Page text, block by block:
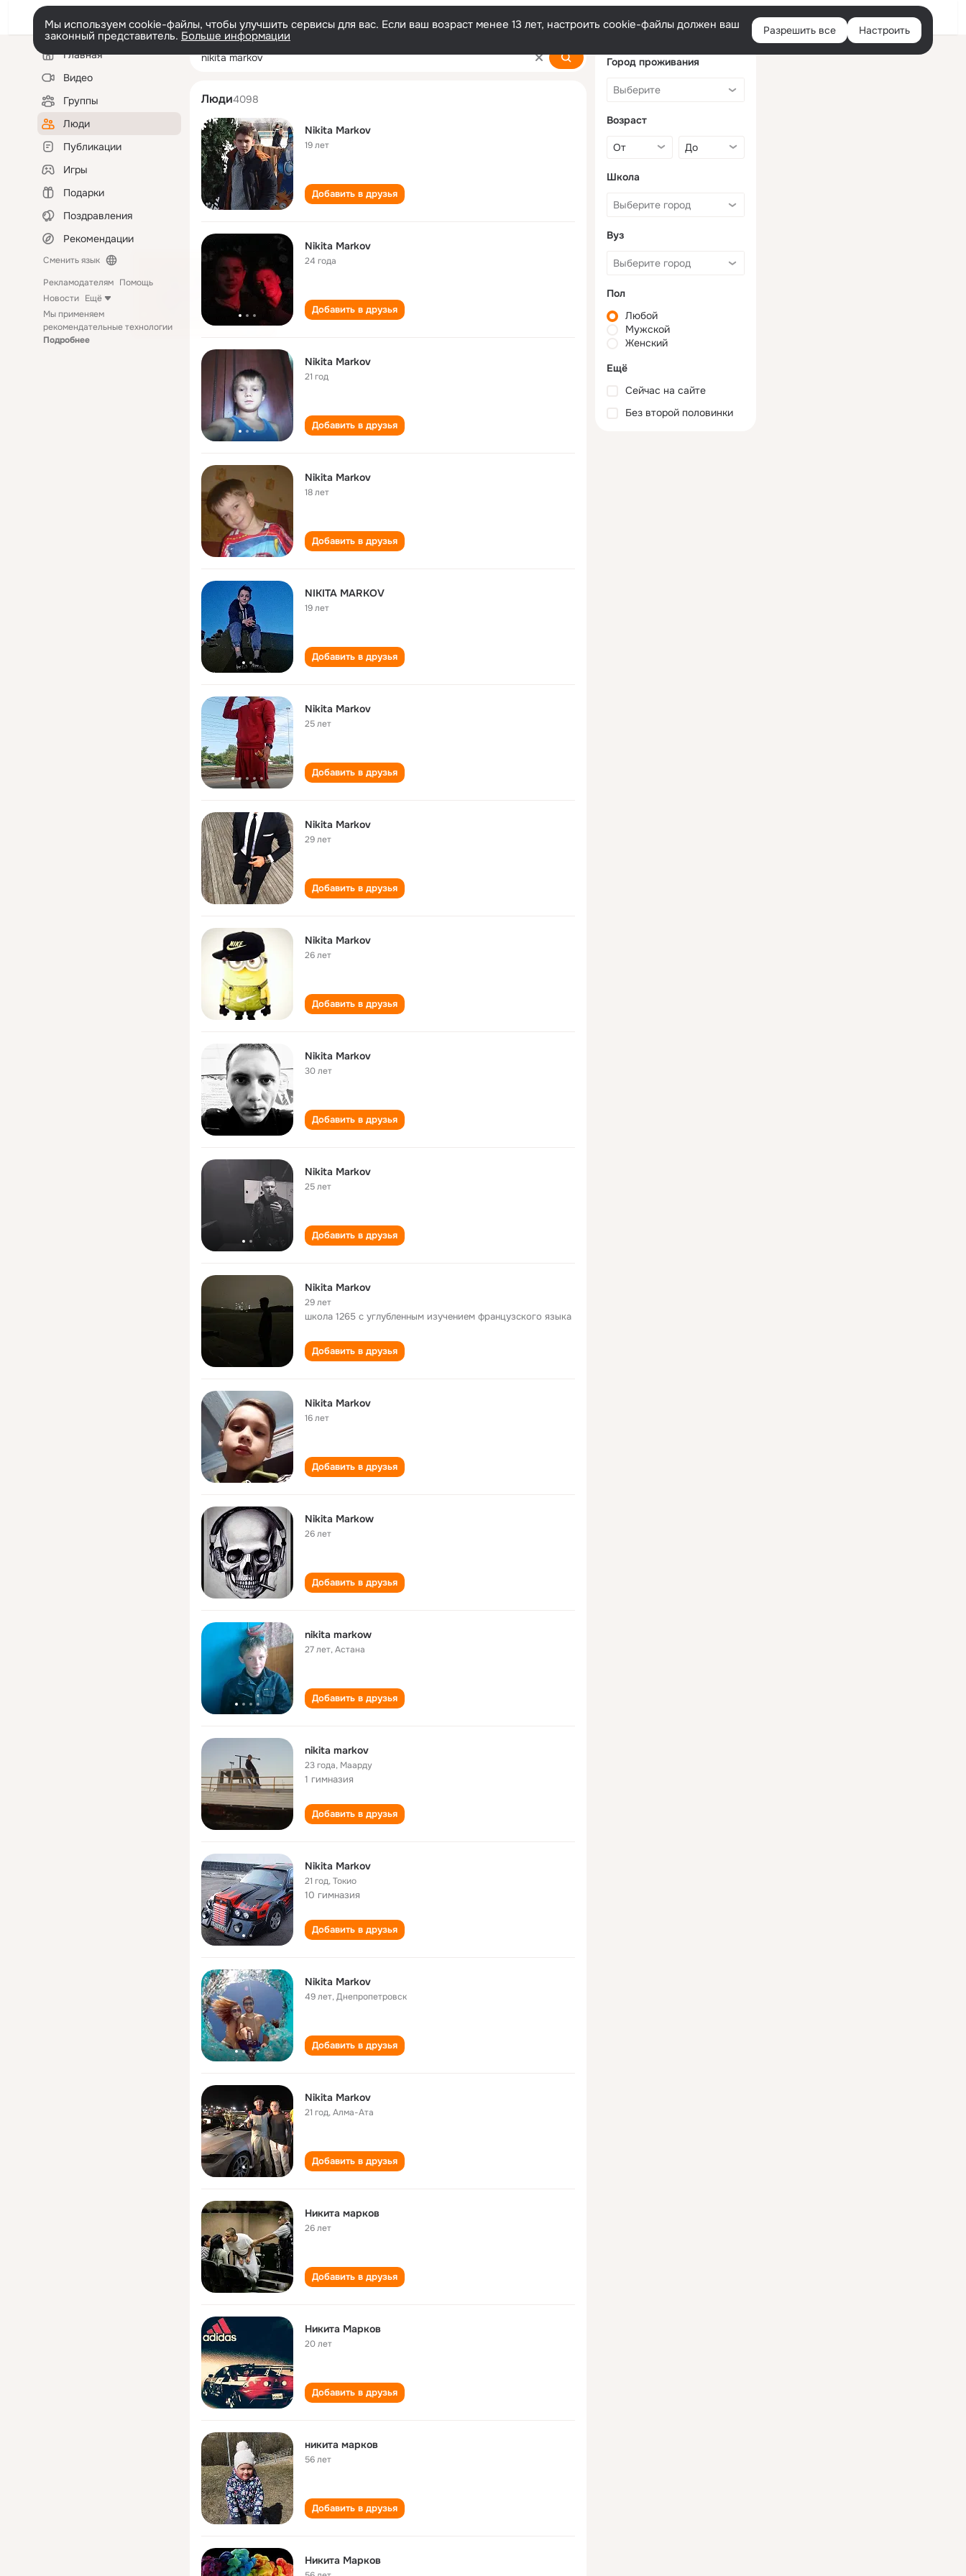
Войти
Мы используем cookie-файлы, чтобы улучшить сервисы для вас. Если ваш возраст менее 13 лет, настроить cookie-файлы должен ваш
законный представитель. Больше информации Разрешить все Настроить
Левая
колонкаГлавная
Видео
Группы
Люди
Публикации
Игры
Подарки
Поздравления
Рекомендации
Сменить язык
Рекламодателям Помощь
Новости Ещё
Мы применяем
рекомендательные технологии
Подробнее
nikita markov
Люди4098
Nikita Markov
19 лет
Добавить в друзья
Nikita Markov
24 года
Добавить в друзья
Nikita Markov
21 год
Добавить в друзья
Nikita Markov
18 лет
Добавить в друзья
NIKITA MARKOV
19 лет
Добавить в друзья
Nikita Markov
25 лет
Добавить в друзья
Nikita Markov
29 лет
Добавить в друзья
Nikita Markov
26 лет
Добавить в друзья
Nikita Markov
30 лет
Добавить в друзья
Nikita Markov
25 лет
Добавить в друзья
Nikita Markov
29 лет
школа 1265 с углубленным изучением французского языка
Добавить в друзья
Nikita Markov
16 лет
Добавить в друзья
Nikita Markow
26 лет
Добавить в друзья
nikita markow
27 лет,Астана
Добавить в друзья
nikita markov
23 года, Маарду
1 гимназия
Добавить в друзья
Nikita Markov
21 год,Токио
10 гимназия
Добавить в друзья
Nikita Markov
49 лет,Днепропетровск
Добавить в друзья
Nikita Markov
21 год,Алма-Ата
Добавить в друзья
Никита марков
26 лет
Добавить в друзья
Никита Марков
20 лет
Добавить в друзья
никита марков
56 лет
Добавить в друзья
Никита Марков
Город проживания
Возраст
Школа
Вуз
Пол
Любой
Мужской
Женский
Ещё
Сейчас на сайте
Без второй половинки